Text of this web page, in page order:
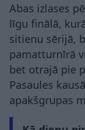
Abas izlases
līgu finālā,
sitienu sērijā,
pamatturnīrā
bet otrajā pie
Pasaules
apakšgrupas